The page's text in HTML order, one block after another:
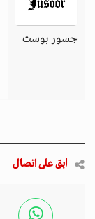
جسور بوست
ابق على اتصال